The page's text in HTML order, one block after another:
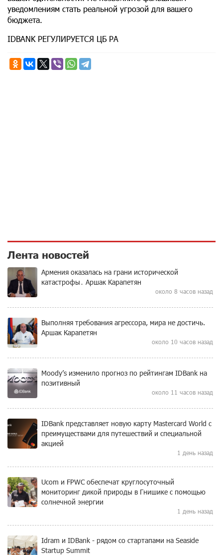
уведомлениям стать реальной угрозой для вашего
бюджета.
IDBANK РЕГУЛИРУЕТСЯ ЦБ РА
Лента новостей
Армения оказалась на грани исторической
катастрофы․ Аршак Карапетян
около 8 часов назад
Выполняя требования агрессора, мира не достичь.
Аршак Карапетян
около 10 часов назад
Moody’s изменило прогноз по рейтингам IDBank на
позитивный
около 11 часов назад
IDBank представляет новую карту Mastercard World с
преимуществами для путешествий и специальной
акцией
1 день назад
Ucom и FPWC обеспечат круглосуточный
мониторинг дикой природы в Гнишике с помощью
солнечной энергии
1 день назад
Idram и IDBank - рядом со стартапами на Seaside
Startup Summit